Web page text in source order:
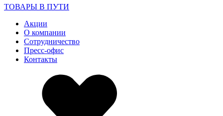
ТОВАРЫ В ПУТИ
Акции
О компании
Сотрудничество
Пресс-офис
Контакты